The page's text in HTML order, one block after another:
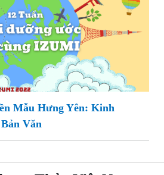
Mẫu Hưng Yên: Kinh
Văn